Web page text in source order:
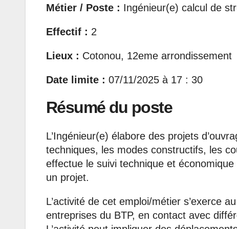
Métier / Poste : Ingénieur(e) calcul de
Effectif : 2
Lieux : Cotonou, 12eme arrondissement
Date limite : 07/11/2025 à 17 : 30
Résumé du poste
L’Ingénieur(e) élabore des projets
techniques, les modes constructifs, les
effectue le suivi technique et
un projet.
L’activité de cet emploi/métier s’exerce
entreprises du BTP, en contact avec